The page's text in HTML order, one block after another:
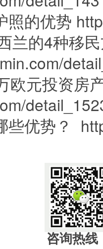
照的优势
兰的4种移
欧元投资房
些优势？
咨询热线